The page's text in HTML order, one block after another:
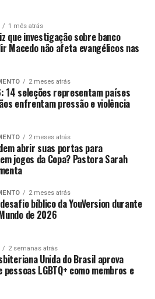
1 mês atrás
que investigação sobre banco
Macedo não afeta evangélicos nas
2 meses atrás
14 seleções representam países
enfrentam pressão e violência
2 meses atrás
abrir suas portas para
jogos da Copa? Pastora Sarah
2 meses atrás
bíblico da YouVersion durante
de 2026
2 semanas atrás
Unida do Brasil aprova
pessoas LGBTQ+ como membros e